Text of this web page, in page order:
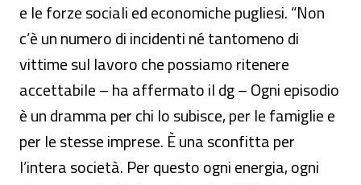
e le forze sociali ed economiche pugliesi. “Non
c’è un numero di incidenti né tantomeno di
vittime sul lavoro che possiamo ritenere
accettabile – ha affermato il dg – Ogni episodio
è un dramma per chi lo subisce, per le famiglie e
per le stesse imprese. È una sconfitta per
l’intera società. Per questo ogni energia, ogni